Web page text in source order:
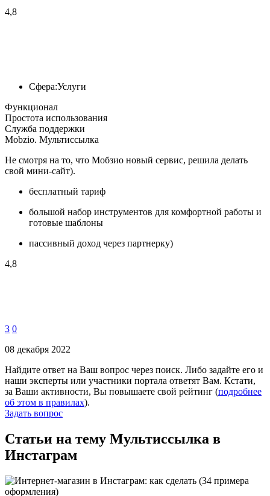
4,8
Сфера:Услуги
Функционал
Простота использования
Служба поддержки
Mobzio. Мультиссылка
Не смотря на то, что Мобзио новый сервис, решила делать
свой мини-сайт).
бесплатный тариф
большой набор инструментов для комфортной работы и
готовые шаблоны
пассивный доход через партнерку)
4,8
3 0
08 декабря 2022
Найдите ответ на Ваш вопрос через поиск. Либо задайте его и
наши эксперты или участники портала ответят Вам. Кстати,
за Ваши активности, Вы повышаете свой рейтинг (подробнее
об этом в правилах).
Задать вопрос
Статьи на тему Мультиссылка в
Инстаграм